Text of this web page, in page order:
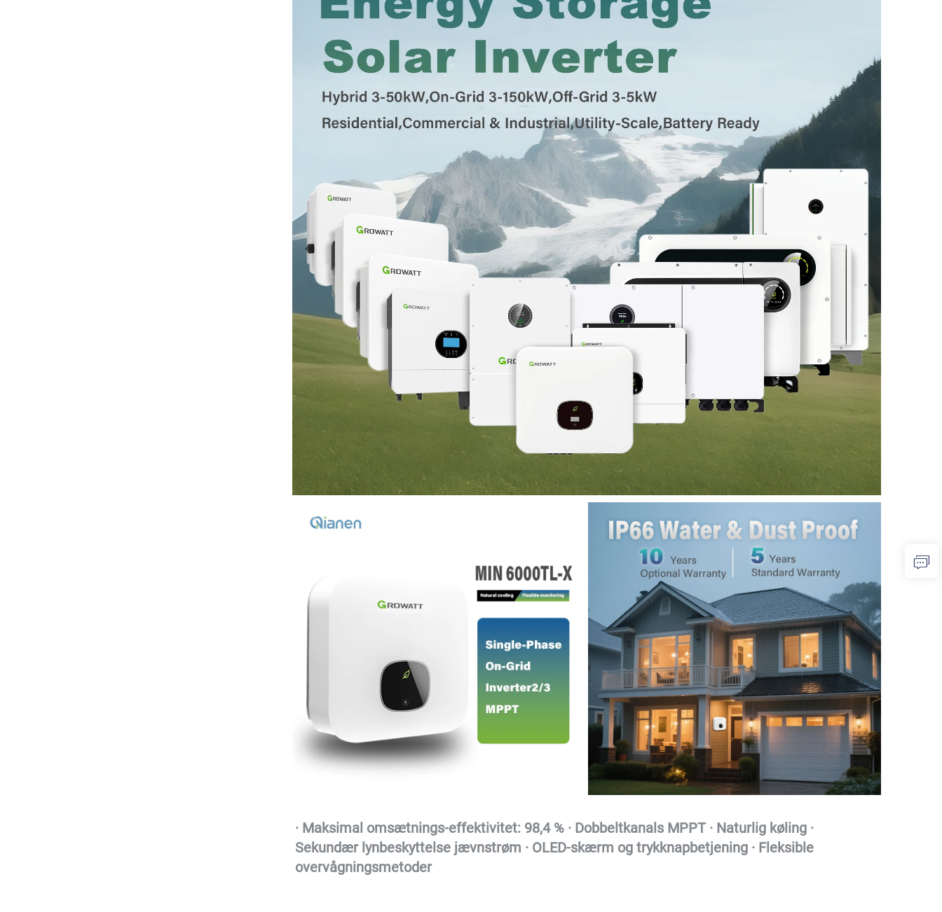
· Maksimal omsætnings-effektivitet: 98,4 % · Dobbeltkanals MPPT · Naturlig køling ·
Sekundær lynbeskyttelse jævnstrøm · OLED-skærm og trykknapbetjening · Fleksible
overvågningsmetoder